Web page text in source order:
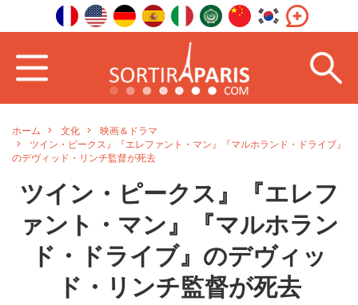
ホーム 文化
映画＆ドラマ
ツイン・ピークス』『エレファント・マン』『マルホランド・ドライブ』
のデヴィッド・リンチ監督が死去
ツイン・ピークス』『エレフ
ァント・マン』『マルホラン
ド・ドライブ』のデヴィッ
ド・リンチ監督が死去